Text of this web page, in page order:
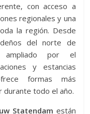
con acceso a
regionales y una
la región. Desde
del norte de
ampliado por el
y estancias
formas más
durante todo el año.
Statendam están